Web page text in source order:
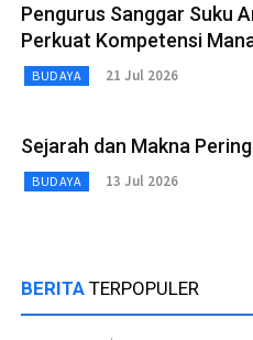
Pengurus Sanggar Suku
Perkuat Kompetensi
BUDAYA 21 Jul 2026
Sejarah dan Makna
BUDAYA 13 Jul 2026
BERITA TERPOPULER